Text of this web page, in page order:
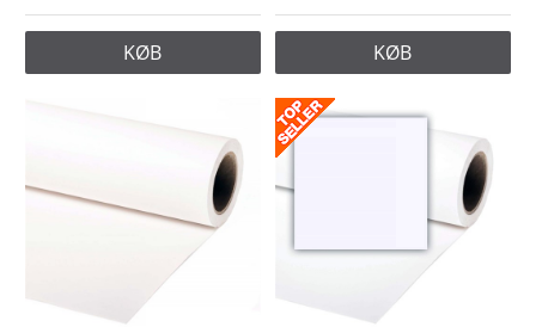
KØB KØB